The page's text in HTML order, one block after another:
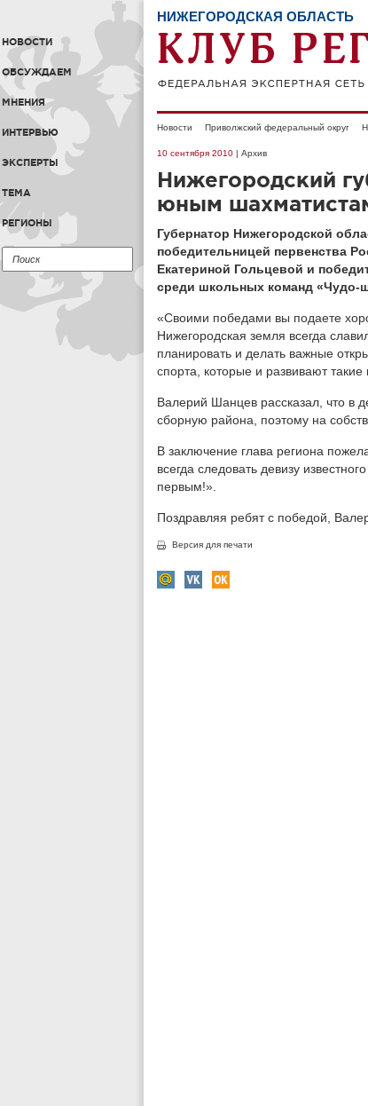
НОВОСТИ
ОБСУЖДАЕМ
МНЕНИЯ
ИНТЕРВЬЮ
ЭКСПЕРТЫ
ТЕМА
РЕГИОНЫ
НИЖЕГОРОДСКАЯ ОБЛАСТЬ
Новости Приволжский федеральный округ
10 сентября 2010 | Архив
Нижегородский
юным
Губернатор Нижегородской
победительницей первенства
Екатериной Гольцевой и
среди школьных команд «Чудо-
«Своими победами вы подаете
Нижегородская земля всегда
планировать и делать важные
спорта, которые и развивают такие
Валерий Шанцев рассказал, что в
сборную района, поэтому на
В заключение глава региона
всегда следовать девизу
первым!».
Поздравляя ребят с победой,
Версия для печати